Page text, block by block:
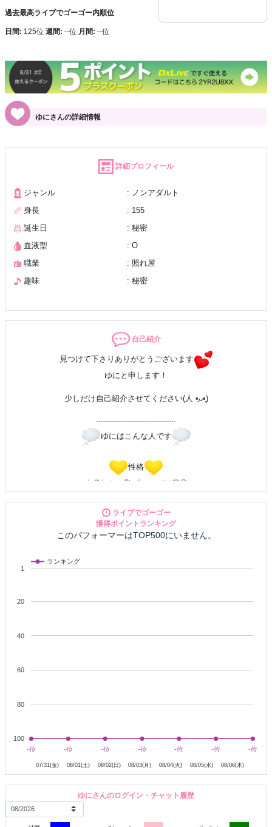
過去最高ライブでゴーゴー内順位
日間: 125位 週間: --位 月間: --位
ゆにさんの詳細情報
詳細プロフィール
ジャンル
: ノンアダルト
身長
: 155
誕生日
: 秘密
血液型
: O
職業
: 照れ屋
趣味
: 秘密
自己紹介
見つけて下さりありがとうございます
ゆにと申します！
少しだけ自己紹介させてください(人 •͈ᴗ•͈)
┈┈┈┈┈┈┈┈┈┈
ゆにはこんな人です
性格
人見知りで恥ずかしがり屋🫣
話すより聞く方が好き
好き
釣り┊︎旅行︎┊︎動物︎┊︎声優︎┊︎かわいい女の子︎┊︎アニメ︎┊︎水族館︎┊︎食べる
こと︎┊︎ねこ
‪𓏸 夜が多いかも？ 18時〜21時
‪𓏸 ツーショットだけ！
┈┈┈┈┈┈┈┈┈┈
ライブでゴーゴー
獲得ポイントランキング
このパフォーマーはTOP500にいません。
ランキング
7月31日 8月1日 8月2日 8月3日 8月4日 8月5日
1
20
40
60
80
100
-位
-位 -位
-位 -位
-位 -位
-位 -位
-位 -位
-位 -位
-位
07/31(金) 08/01(土) 08/02(日) 08/03(月) 08/04(火) 08/05(水) 08/06(木)
ゆにさんのログイン・チャット履歴